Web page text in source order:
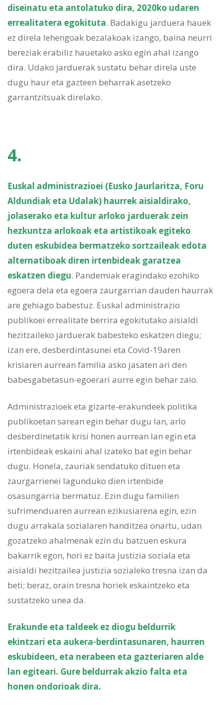
diseinatu eta antolatuko dira, 2020ko udaren
errealitatera egokituta. Badakigu jarduera hauek
ez direla lehengoak bezalakoak izango, baina neurri
bereziak erabiliz hauetako asko egin ahal izango
dira. Udako jarduerak sustatu behar direla uste
dugu haur eta gazteen beharrak asetzeko
garrantzitsuak direlako.
4.
Euskal administrazioei (Eusko Jaurlaritza, Foru
Aldundiak eta Udalak) haurrek aisialdirako,
jolaserako eta kultur arloko jarduerak zein
hezkuntza arlokoak eta artistikoak egiteko
duten eskubidea bermatzeko sortzaileak edota
alternatiboak diren irtenbideak garatzea
eskatzen diegu. Pandemiak eragindako ezohiko
egoera dela eta egoera zaurgarrian dauden haurrak
are gehiago babestuz. Euskal administrazio
publikoei errealitate berrira egokitutako aisialdi
hezitzaileko jarduerak babesteko eskatzen diegu;
izan ere, desberdintasunei eta Covid-19aren
krisiaren aurrean familia asko jasaten ari den
babesgabetasun-egoerari aurre egin behar zaio.
Administrazioek eta gizarte-erakundeek politika
publikoetan sarean egin behar dugu lan, arlo
desberdinetatik krisi honen aurrean lan egin eta
irtenbideak eskaini ahal izateko bat egin behar
dugu. Honela, zauriak sendatuko dituen eta
zaurgarrienei lagunduko dien irtenbide
osasungarria bermatuz. Ezin dugu familien
sufrimenduaren aurrean ezikusiarena egin, ezin
dugu arrakala sozialaren handitzea onartu, udan
gozatzeko ahalmenak ezin du batzuen eskura
bakarrik egon, hori ez baita justizia soziala eta
aisialdi hezitzailea justizia sozialeko tresna izan da
beti; beraz, orain tresna horiek eskaintzeko eta
sustatzeko unea da.
Erakunde eta taldeek ez diogu beldurrik
ekintzari eta aukera-berdintasunaren, haurren
eskubideen, eta nerabeen eta gazteriaren alde
lan egiteari. Gure beldurrak akzio falta eta
honen ondorioak dira.